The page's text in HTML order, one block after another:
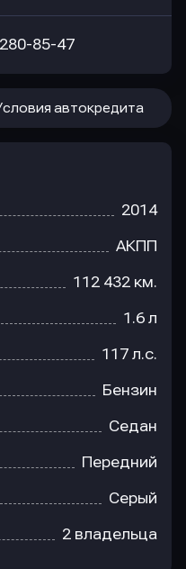
85-47
автокредита
2014
АКПП
112 432 км.
1.6 л
117 л.с.
Бензин
Седан
Передний
Серый
2 владельца